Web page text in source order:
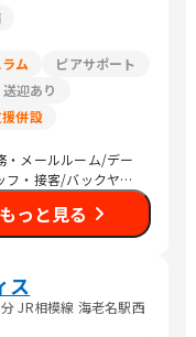
ム
ピアサポート
送迎あり
併設
メールルーム/デー
・接客/バックヤー
/SEプログラマ/社内情
設計・測量・積算・
マーケティング・広告
もっと見る
ス
JR相模線 海老名駅西